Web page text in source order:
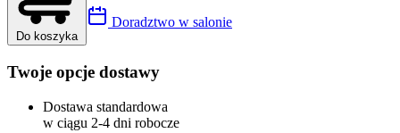
Do koszyka
Doradztwo w salonie
Twoje opcje dostawy
Dostawa standardowa
w ciągu 2-4 dni robocze